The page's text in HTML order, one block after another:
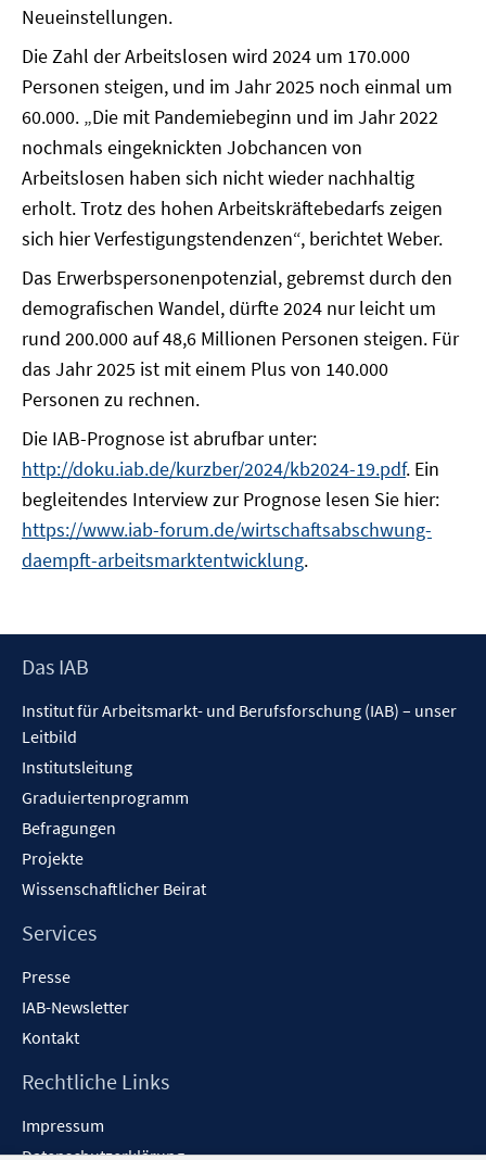
Neueinstellungen.
Die Zahl der Arbeitslosen wird 2024 um 170.000
Personen steigen, und im Jahr 2025 noch einmal um
60.000. „Die mit Pandemiebeginn und im Jahr 2022
nochmals eingeknickten Jobchancen von
Arbeitslosen haben sich nicht wieder nachhaltig
erholt. Trotz des hohen Arbeitskräftebedarfs zeigen
sich hier Verfestigungstendenzen“, berichtet Weber.
Das Erwerbspersonenpotenzial, gebremst durch den
demografischen Wandel, dürfte 2024 nur leicht um
rund 200.000 auf 48,6 Millionen Personen steigen. Für
das Jahr 2025 ist mit einem Plus von 140.000
Personen zu rechnen.
Die IAB-Prognose ist abrufbar unter:
http://doku.iab.de/kurzber/2024/kb2024-19.pdf. Ein
begleitendes Interview zur Prognose lesen Sie hier:
https://www.iab-forum.de/wirtschaftsabschwung-
daempft-arbeitsmarktentwicklung.
Footer
Das IAB
Institut für Arbeitsmarkt- und Berufsforschung (IAB) – unser
Leitbild
Institutsleitung
Graduiertenprogramm
Befragungen
Projekte
Wissenschaftlicher Beirat
Services
Presse
IAB-Newsletter
Kontakt
Rechtliche Links
Impressum
Datenschutzerklärung